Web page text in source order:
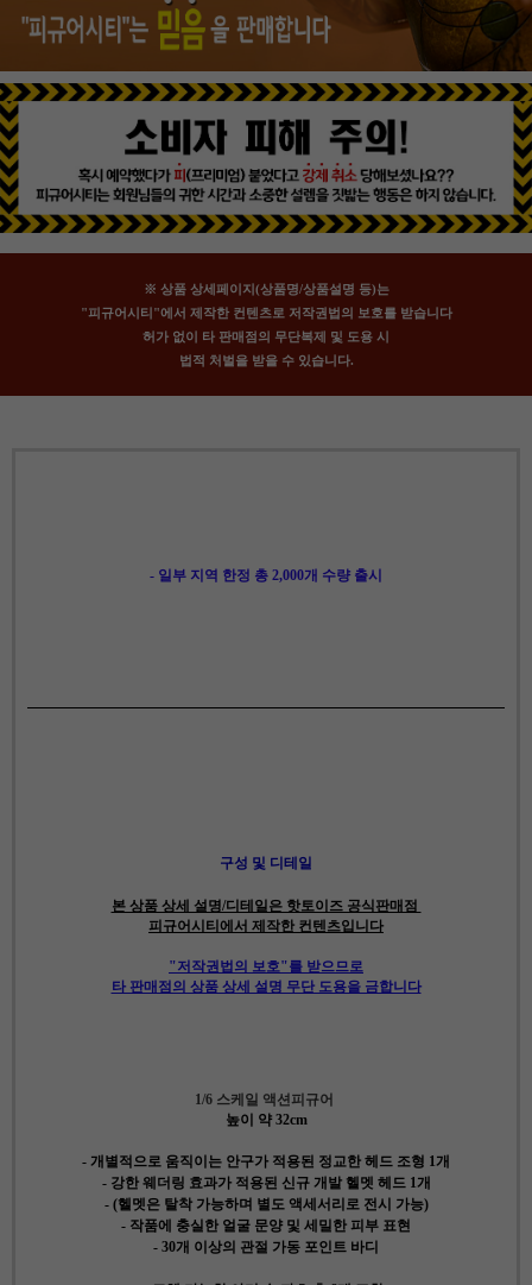
※ 상품 상세페이지(상품명/상품설명 등)는
"피규어시티"에서 제작한 컨텐츠로 저작권법의 보호를 받습니다
허가 없이 타 판매점의 무단복제 및 도용 시
법적 처벌을 받을 수 있습니다.
- 일부 지역 한정 총 2,000개 수량 출시
구성 및 디테일
본 상품 상세 설명/디테일은 핫토이즈 공식판매점
피규어시티에서 제작한 컨텐츠입니다
"저작권법의 보호"를 받으므로
타 판매점의 상품 상세 설명 무단 도용을 금합니다
1/6 스케일 액션피규어
높이 약 32cm
- 개별적으로 움직이는 안구가 적용된 정교한 헤드 조형 1개
- 강한 웨더링 효과가 적용된 신규 개발 헬멧 헤드 1개
- (헬멧은 탈착 가능하며 별도 액세서리로 전시 가능)
- 작품에 충실한 얼굴 문양 및 세밀한 피부 표현
- 30개 이상의 관절 가동 포인트 바디